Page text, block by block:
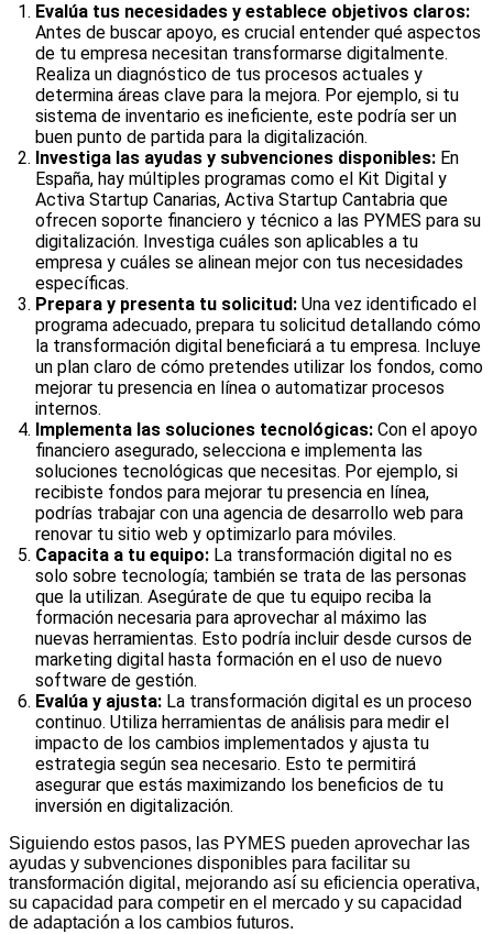
Evalúa tus necesidades y establece objetivos claros:
Antes de buscar apoyo, es crucial entender qué aspectos
de tu empresa necesitan transformarse digitalmente.
Realiza un diagnóstico de tus procesos actuales y
determina áreas clave para la mejora. Por ejemplo, si tu
sistema de inventario es ineficiente, este podría ser un
buen punto de partida para la digitalización.
Investiga las ayudas y subvenciones disponibles: En
España, hay múltiples programas como el Kit Digital y
Activa Startup Canarias, Activa Startup Cantabria que
ofrecen soporte financiero y técnico a las PYMES para su
digitalización. Investiga cuáles son aplicables a tu
empresa y cuáles se alinean mejor con tus necesidades
específicas.
Prepara y presenta tu solicitud: Una vez identificado el
programa adecuado, prepara tu solicitud detallando cómo
la transformación digital beneficiará a tu empresa. Incluye
un plan claro de cómo pretendes utilizar los fondos, como
mejorar tu presencia en línea o automatizar procesos
internos.
Implementa las soluciones tecnológicas: Con el apoyo
financiero asegurado, selecciona e implementa las
soluciones tecnológicas que necesitas. Por ejemplo, si
recibiste fondos para mejorar tu presencia en línea,
podrías trabajar con una agencia de desarrollo web para
renovar tu sitio web y optimizarlo para móviles.
Capacita a tu equipo: La transformación digital no es
solo sobre tecnología; también se trata de las personas
que la utilizan. Asegúrate de que tu equipo reciba la
formación necesaria para aprovechar al máximo las
nuevas herramientas. Esto podría incluir desde cursos de
marketing digital hasta formación en el uso de nuevo
software de gestión.
Evalúa y ajusta: La transformación digital es un proceso
continuo. Utiliza herramientas de análisis para medir el
impacto de los cambios implementados y ajusta tu
estrategia según sea necesario. Esto te permitirá
asegurar que estás maximizando los beneficios de tu
inversión en digitalización.
Siguiendo estos pasos, las PYMES pueden aprovechar las
ayudas y subvenciones disponibles para facilitar su
transformación digital, mejorando así su eficiencia operativa,
su capacidad para competir en el mercado y su capacidad
de adaptación a los cambios futuros.